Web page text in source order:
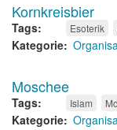
Kornkreisbier
Tags Esoterik
Kategorie
Moschee
Tags Islam
Kategorie